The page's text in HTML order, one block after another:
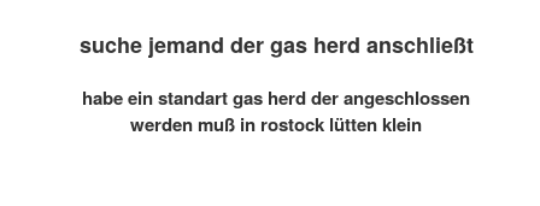
suche jemand der gas herd anschließt
habe ein standart gas herd der angeschlossen
werden muß in rostock lütten klein